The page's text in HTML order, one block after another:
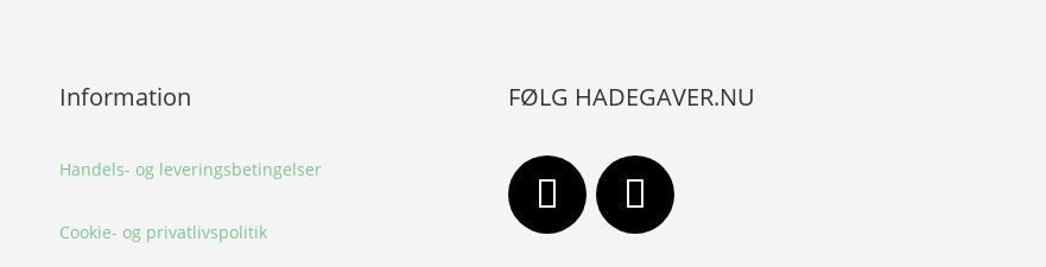
Information
Handels- og leveringsbetingelser
Cookie- og privatlivspolitik
FØLG HADEGAVER.NU